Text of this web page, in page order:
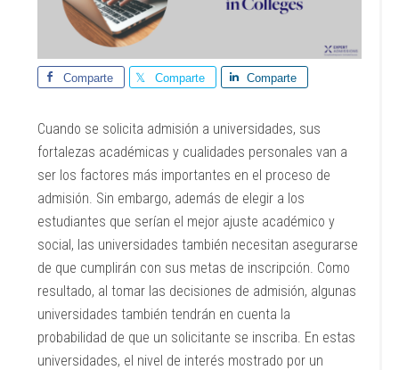
Comparte Comparte Comparte
Cuando se solicita admisión a universidades, sus
fortalezas académicas y cualidades personales van a
ser los factores más importantes en el proceso de
admisión. Sin embargo, además de elegir a los
estudiantes que serían el mejor ajuste académico y
social, las universidades también necesitan asegurarse
de que cumplirán con sus metas de inscripción. Como
resultado, al tomar las decisiones de admisión, algunas
universidades también tendrán en cuenta la
probabilidad de que un solicitante se inscriba. En estas
universidades, el nivel de interés mostrado por un